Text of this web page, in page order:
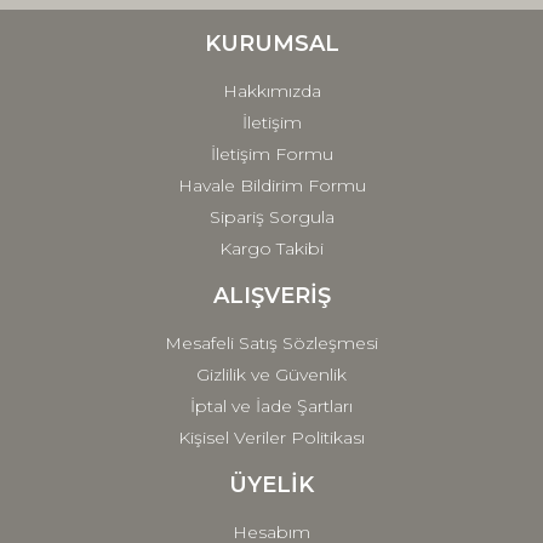
Ürün fiyatı diğer sitelerden daha pahalı.
Gönder
KURUMSAL
Hakkımızda
İletişim
İletişim Formu
Havale Bildirim Formu
Sipariş Sorgula
Kargo Takibi
ALIŞVERİŞ
Mesafeli Satış Sözleşmesi
Gizlilik ve Güvenlik
İptal ve İade Şartları
Kişisel Veriler Politikası
ÜYELİK
Hesabım